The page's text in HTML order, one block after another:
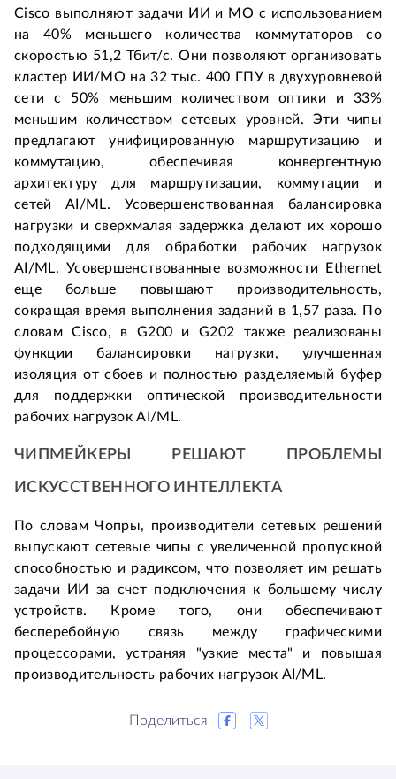
Cisco выполняют задачи ИИ и МО с использованием
на 40% меньшего количества коммутаторов со
скоростью 51,2 Тбит/с. Они позволяют организовать
кластер ИИ/МО на 32 тыс. 400 ГПУ в двухуровневой
сети с 50% меньшим количеством оптики и 33%
меньшим количеством сетевых уровней. Эти чипы
предлагают унифицированную маршрутизацию и
коммутацию, обеспечивая конвергентную
архитектуру для маршрутизации, коммутации и
сетей AI/ML. Усовершенствованная балансировка
нагрузки и сверхмалая задержка делают их хорошо
подходящими для обработки рабочих нагрузок
AI/ML. Усовершенствованные возможности Ethernet
еще больше повышают производительность,
сокращая время выполнения заданий в 1,57 раза. По
словам Cisco, в G200 и G202 также реализованы
функции балансировки нагрузки, улучшенная
изоляция от сбоев и полностью разделяемый буфер
для поддержки оптической производительности
рабочих нагрузок AI/ML.
ЧИПМЕЙКЕРЫ РЕШАЮТ ПРОБЛЕМЫ
ИСКУССТВЕННОГО ИНТЕЛЛЕКТА
По словам Чопры, производители сетевых решений
выпускают сетевые чипы с увеличенной пропускной
способностью и радиксом, что позволяет им решать
задачи ИИ за счет подключения к большему числу
устройств. Кроме того, они обеспечивают
бесперебойную связь между графическими
процессорами, устраняя "узкие места" и повышая
производительность рабочих нагрузок AI/ML.
Поделиться